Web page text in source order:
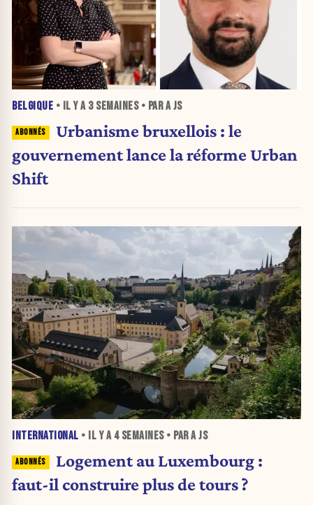
BELGIQUE • IL Y A 3 SEMAINES• PAR A JS
Urbanisme bruxellois : le
gouvernement lance la réforme Urban
Shift
INTERNATIONAL • IL Y A 4 SEMAINES• PAR A JS
Logement au Luxembourg :
faut-il construire plus de tours ?